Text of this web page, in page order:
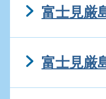
富士見厳
富士見厳